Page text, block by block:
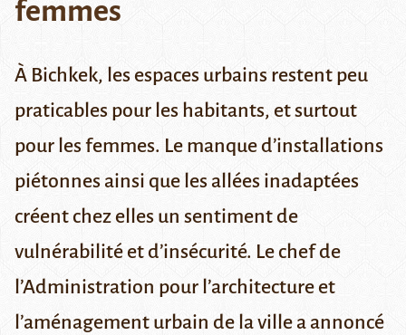
femmes
À Bichkek, les espaces urbains restent peu
praticables pour les habitants, et surtout
pour les femmes. Le manque d’installations
piétonnes ainsi que les allées inadaptées
créent chez elles un sentiment de
vulnérabilité et d’insécurité. Le chef de
l’Administration pour l’architecture et
l’aménagement urbain de la ville a annoncé